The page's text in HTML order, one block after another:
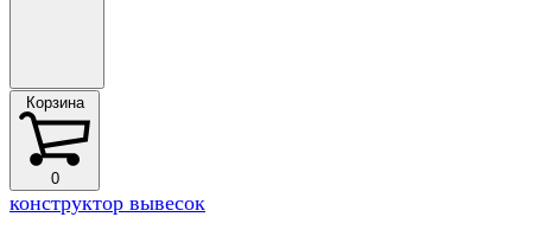
Корзина
0Корзина
(0)
конструктор вывесок